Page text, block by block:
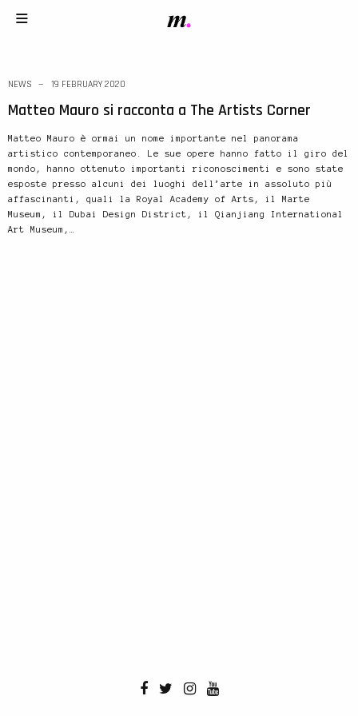
NEWS 19 FEBRUARY 2020
Matteo Mauro si racconta a The Artists Corner
Matteo Mauro è ormai un nome importante nel panorama
artistico contemporaneo. Le sue opere hanno fatto il giro del
mondo, hanno ottenuto importanti riconoscimenti e sono state
esposte presso alcuni dei luoghi dell’arte in assoluto più
affascinanti, quali la Royal Academy of Arts, il Marte
Museum, il Dubai Design District, il Qianjiang International
Art Museum,…